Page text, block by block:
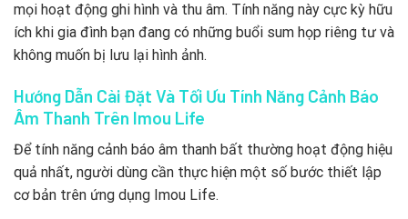
mọi hoạt động ghi hình và thu âm. Tính năng này cực kỳ hữu
ích khi gia đình bạn đang có những buổi sum họp riêng tư và
không muốn bị lưu lại hình ảnh.
Hướng Dẫn Cài Đặt Và Tối Ưu Tính Năng Cảnh Báo
Âm Thanh Trên Imou Life
Để tính năng cảnh báo âm thanh bất thường hoạt động hiệu
quả nhất, người dùng cần thực hiện một số bước thiết lập
cơ bản trên ứng dụng Imou Life.